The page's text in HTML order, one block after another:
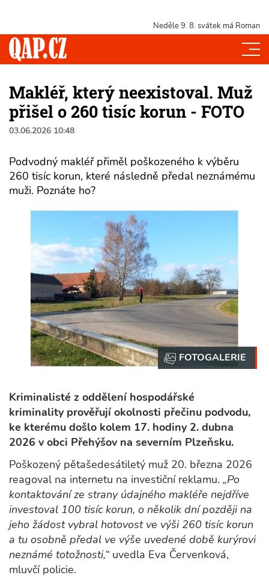
Neděle 9. 8. svátek má Roman
Makléř, který neexistoval. Muž
přišel o 260 tisíc korun - FOTO
03.06.2026 10:48
Podvodný makléř přiměl poškozeného k výběru
260 tisíc korun, které následně předal neznámému
muži. Poznáte ho?
Kriminalisté z oddělení hospodářské
kriminality prověřují okolnosti přečinu podvodu,
ke kterému došlo kolem 17. hodiny 2. dubna
2026 v obci Přehýšov na severním Plzeňsku.
Poškozený pětašedesátiletý muž 20. března 2026
reagoval na internetu na investiční reklamu. „Po
kontaktování ze strany údajného makléře nejdříve
investoval 100 tisíc korun, o několik dní později na
jeho žádost vybral hotovost ve výši 260 tisíc korun
a tu osobně předal ve výše uvedené době kurýrovi
neznámé totožnosti,“ uvedla Eva Červenková,
mluvčí policie.